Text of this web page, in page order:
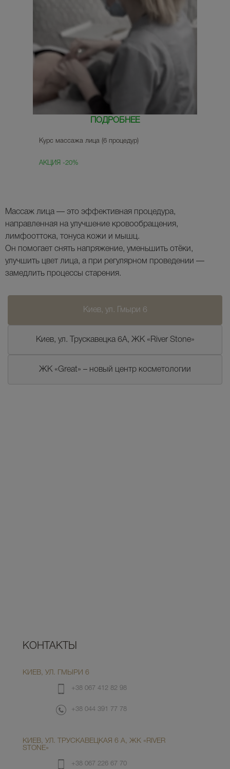
ПОДРОБНЕЕ
Курс массажа лица (6 процедур)
АКЦИЯ -20%
Массаж лица — это эффективная процедура,
направленная на улучшение кровообращения,
лимфооттока, тонуса кожи и мышц.
Он помогает снять напряжение, уменьшить отёки,
улучшить цвет лица, а при регулярном проведении —
замедлить процессы старения.
Киев, ул. Гмыри 6
Киев, ул. Трускавецка 6А, ЖК «River Stone»
ЖК «Great» – новый центр косметологии
КОНТАКТЫ
КИЕВ, УЛ. ГМЫРИ 6
+38 067 412 82 98
+38 044 391 77 78
КИЕВ, УЛ. ТРУСКАВЕЦКАЯ 6 А, ЖК «RIVER
STONE»
+38 067 226 67 70